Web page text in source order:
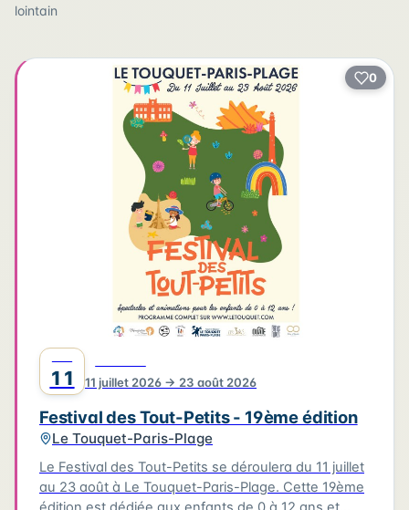
2
2
12
2 3
6
17
22
4
2
2
3
2
+
Leaflet|©OpenStreetMap
lointain
0
11 11 juillet 2026 → 23 août 2026
Festival des Tout-Petits - 19ème édition
Le Touquet-Paris-Plage
Le Festival des Tout-Petits se déroulera du 11 juillet
au 23 août à Le Touquet-Paris-Plage. Cette 19ème